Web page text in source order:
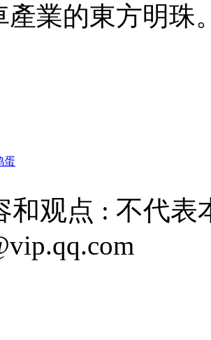
產業的東方明珠
蛋
和观点 : 不代表